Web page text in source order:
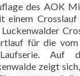
des AOK
einem Crosslauf
für die
Auf
zeigt